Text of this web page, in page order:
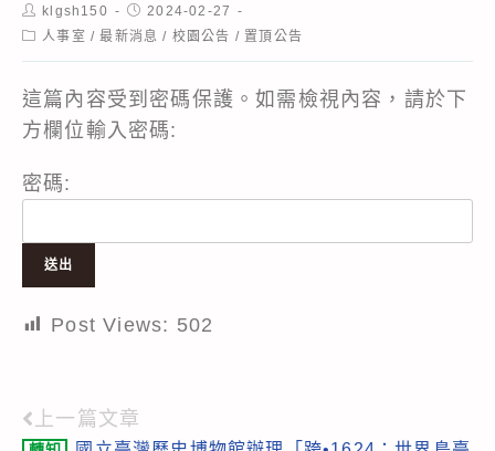
Post
author:
klgsh150
Post
published:
2024-02-27
Post人事室 / 最新消息 / 校園公告 / 置頂公告
這篇內容受到密碼保護。如需檢視內容，請於下
方欄位輸入密碼:
密碼:
Post Views: 502
Read
上一篇文章